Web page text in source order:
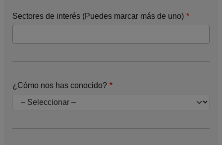
Sectores de interés (Puedes marcar más de uno)
¿Cómo nos has conocido?